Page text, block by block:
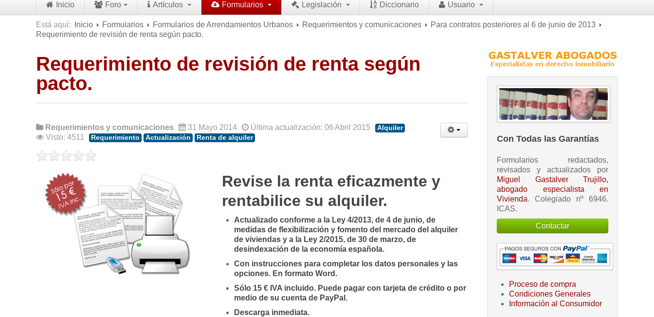
Inicio Foro Artículos Formularios Legislación Diccionario Usuario
Está aquí: Inicio Formularios Formularios de Arrendamientos Urbanos Requerimientos y comunicaciones
Para contratos posteriores al 6 de junio de 2013
Requerimiento de revisión de renta según pacto.
Requerimiento de revisión de renta según
pacto.
Requerimientos y comunicaciones 31 Mayo 2014
Última actualización: 06 Abril 2015
Visto: 4511
Alquiler
Requerimiento
Actualización Renta de alquiler
Revise la renta eficazmente y
rentabilice su alquiler.
Actualizado conforme a la Ley 4/2013, de 4 de junio, de
medidas de flexibilización y fomento del mercado del alquiler
de viviendas y a la Ley 2/2015, de 30 de marzo, de
desindexación de la economía española.
Con instrucciones para completar los datos personales y las
opciones. En formato Word.
Sólo 15 € IVA incluido. Puede pagar con tarjeta de crédito o por
medio de su cuenta de PayPal.
Descarga inmediata.
Con Todas las Garantías
Formularios redactados,
revisados y actualizados por
Miguel Gastalver Trujillo,
abogado especialista en
Vivienda. Colegiado nº 6946.
ICAS.
Contactar
Proceso de compra
Condiciones Generales
Información al Consumidor